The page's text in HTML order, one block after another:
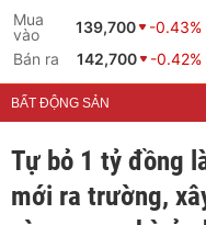
Mua
vào
139,700
-0.43%
Bán ra
142,700 -0.42%
BẤT ĐỘNG SẢN
Tự bỏ 1 tỷ đồng
mới ra trường,